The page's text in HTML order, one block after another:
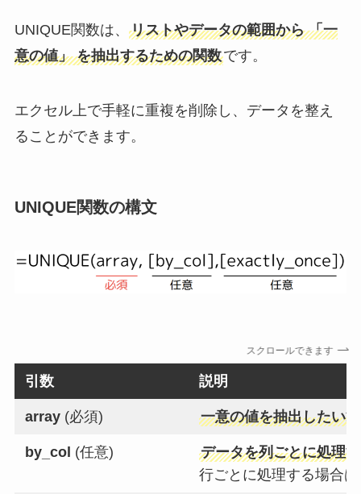
UNIQUE関数は、 リストやデータの範囲から 「一
意の値」 を抽出するための関数です。
エクセル上で手軽に重複を削除し、データを整え
ることができます。
UNIQUE関数の構文
スクロールできます
引数 説明
array (必須) 一意の値を抽出したい
by_col (任意)
データを列ごとに処理
行ごとに処理する場合